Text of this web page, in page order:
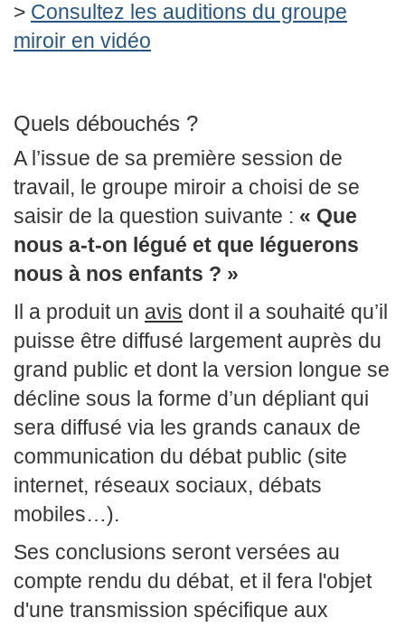
> Consultez les auditions du groupe
miroir en vidéo
Quels débouchés ?
A l’issue de sa première session de
travail, le groupe miroir a choisi de se
saisir de la question suivante : « Que
nous a-t-on légué et que léguerons
nous à nos enfants ? »
Il a produit un avis dont il a souhaité qu’il
puisse être diffusé largement auprès du
grand public et dont la version longue se
décline sous la forme d’un dépliant qui
sera diffusé via les grands canaux de
communication du débat public (site
internet, réseaux sociaux, débats
mobiles…).
Ses conclusions seront versées au
compte rendu du débat, et il fera l'objet
d'une transmission spécifique aux